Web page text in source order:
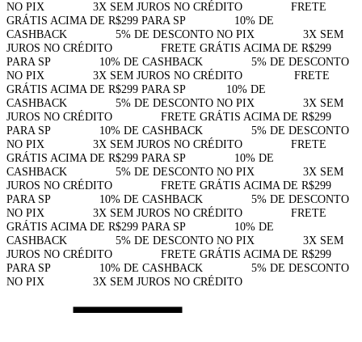
NO PIX⠀⠀⠀⠀⠀⠀3X SEM JUROS NO CRÉDITO⠀⠀⠀⠀⠀⠀FRETE
GRÁTIS ACIMA DE R$299 PARA SP⠀⠀⠀⠀⠀⠀10% DE
CASHBACK⠀⠀⠀⠀⠀⠀5% DE DESCONTO NO PIX⠀⠀⠀⠀⠀⠀3X SEM
JUROS NO CRÉDITO⠀⠀⠀⠀⠀⠀FRETE GRÁTIS ACIMA DE R$299
PARA SP⠀⠀⠀⠀⠀⠀10% DE CASHBACK⠀⠀⠀⠀⠀⠀5% DE DESCONTO
NO PIX⠀⠀⠀⠀⠀⠀3X SEM JUROS NO CRÉDITO⠀⠀⠀⠀⠀⠀ FRETE
GRÁTIS ACIMA DE R$299 PARA SP⠀⠀⠀⠀⠀10% DE
CASHBACK⠀⠀⠀⠀⠀⠀5% DE DESCONTO NO PIX⠀⠀⠀⠀⠀⠀3X SEM
JUROS NO CRÉDITO⠀⠀⠀⠀⠀⠀FRETE GRÁTIS ACIMA DE R$299
PARA SP⠀⠀⠀⠀⠀⠀10% DE CASHBACK⠀⠀⠀⠀⠀⠀5% DE DESCONTO
NO PIX⠀⠀⠀⠀⠀⠀3X SEM JUROS NO CRÉDITO⠀⠀⠀⠀⠀⠀FRETE
GRÁTIS ACIMA DE R$299 PARA SP⠀⠀⠀⠀⠀⠀10% DE
CASHBACK⠀⠀⠀⠀⠀⠀5% DE DESCONTO NO PIX⠀⠀⠀⠀⠀⠀3X SEM
JUROS NO CRÉDITO⠀⠀⠀⠀⠀⠀FRETE GRÁTIS ACIMA DE R$299
PARA SP⠀⠀⠀⠀⠀⠀10% DE CASHBACK⠀⠀⠀⠀⠀⠀5% DE DESCONTO
NO PIX⠀⠀⠀⠀⠀⠀3X SEM JUROS NO CRÉDITO⠀⠀⠀⠀⠀⠀FRETE
GRÁTIS ACIMA DE R$299 PARA SP⠀⠀⠀⠀⠀⠀10% DE
CASHBACK⠀⠀⠀⠀⠀⠀5% DE DESCONTO NO PIX⠀⠀⠀⠀⠀⠀3X SEM
JUROS NO CRÉDITO⠀⠀⠀⠀⠀⠀FRETE GRÁTIS ACIMA DE R$299
PARA SP⠀⠀⠀⠀⠀⠀10% DE CASHBACK⠀⠀⠀⠀⠀⠀5% DE DESCONTO
NO PIX⠀⠀⠀⠀⠀⠀3X SEM JUROS NO CRÉDITO⠀⠀⠀⠀⠀⠀